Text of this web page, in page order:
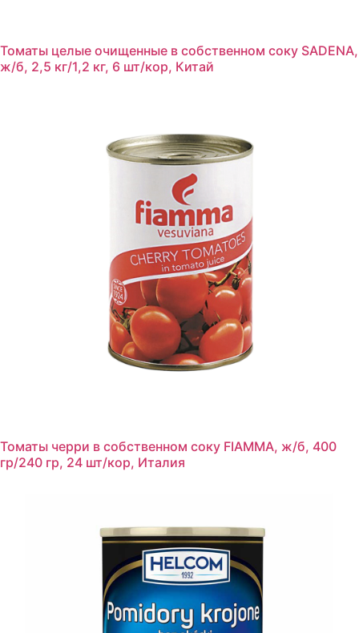
Томаты целые очищенные в собственном соку SADENA,
ж/б, 2,5 кг/1,2 кг, 6 шт/кор, Китай
Томаты черри в собственном соку FIAMMA, ж/б, 400
гр/240 гр, 24 шт/кор, Италия